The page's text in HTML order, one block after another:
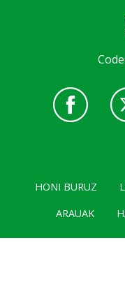
HONI BURUZ
ARAUAK